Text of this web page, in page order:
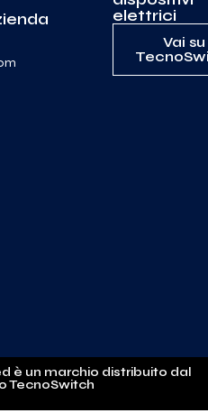
elettrici
Vai su
è un marchio distribuito dal
TecnoSwitch